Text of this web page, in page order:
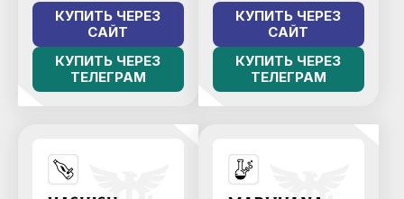
КУПИТЬ ЧЕРЕЗ
САЙТ
КУПИТЬ ЧЕРЕЗ
ТЕЛЕГРАМ
КУПИТЬ ЧЕРЕЗ
САЙТ
КУПИТЬ ЧЕРЕЗ
ТЕЛЕГРАМ